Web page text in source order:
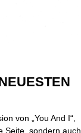
von „You And I“,
Seite, sondern auch